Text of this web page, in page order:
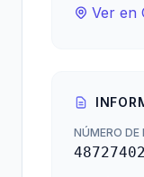
Ver en
NÚMERO